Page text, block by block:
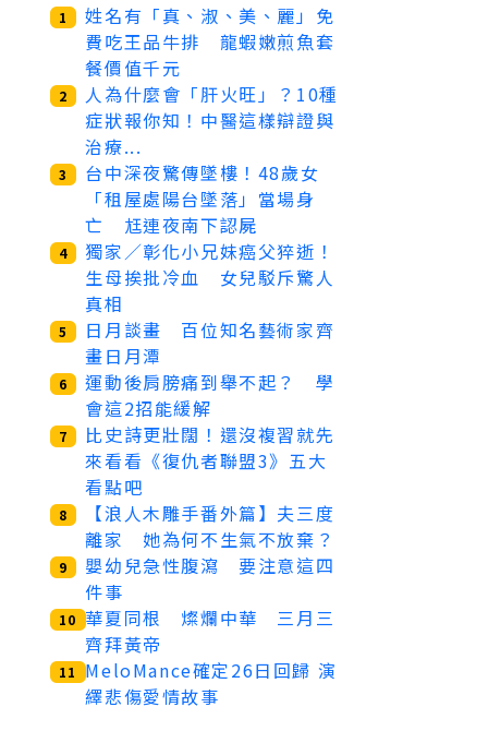
1
姓名有「真、淑、美、麗」免
費吃王品牛排 龍蝦嫩煎魚套
餐價值千元
2
人為什麼會「肝火旺」？10種
症狀報你知！中醫這樣辯證與
治療...
3
台中深夜驚傳墜樓！48歲女
「租屋處陽台墜落」當場身
亡 尪連夜南下認屍
4
獨家／彰化小兄妹癌父猝逝！
生母挨批冷血 女兒駁斥驚人
真相
5
日月談畫 百位知名藝術家齊
畫日月潭
6
運動後肩膀痛到舉不起？ 學
會這2招能緩解
7
比史詩更壯闊！還沒複習就先
來看看《復仇者聯盟3》五大
看點吧
8
【浪人木雕手番外篇】夫三度
離家 她為何不生氣不放棄？
9
嬰幼兒急性腹瀉 要注意這四
件事
10 華夏同根 燦爛中華 三月三
齊拜黃帝
11
MeloMance確定26日回歸 演
繹悲傷愛情故事